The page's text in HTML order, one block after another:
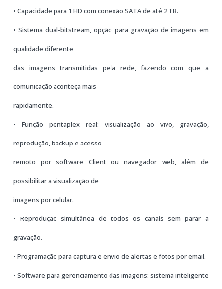
• Capacidade para 1 HD com conexão SATA de até 2 TB.
• Sistema dual-bitstream, opção para gravação de imagens em
qualidade diferente
das imagens transmitidas pela rede, fazendo com que a
comunicação aconteça mais
rapidamente.
• Função pentaplex real: visualização ao vivo, gravação,
reprodução, backup e acesso
remoto por software Client ou navegador web, além de
possibilitar a visualização de
imagens por celular.
• Reprodução simultânea de todos os canais sem parar a
gravação.
• Programação para captura e envio de alertas e fotos por email.
• Software para gerenciamento das imagens: sistema inteligente